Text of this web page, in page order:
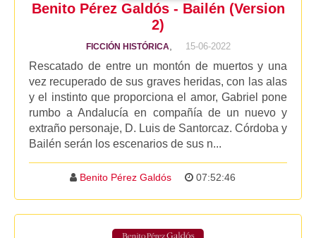
Benito Pérez Galdós - Bailén (Version
2)
FICCIÓN HISTÓRICA 15-06-2022
Rescatado de entre un montón de muertos y una
vez recuperado de sus graves heridas, con las alas
y el instinto que proporciona el amor, Gabriel pone
rumbo a Andalucía en compañía de un nuevo y
extraño personaje, D. Luis de Santorcaz. Córdoba y
Bailén serán los escenarios de sus n...
Benito Pérez Galdós 07:52:46